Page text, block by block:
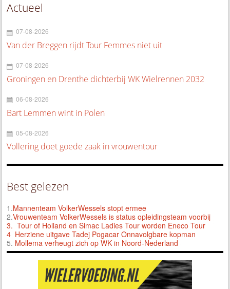
Actueel
07-08-2026
Van der Breggen rijdt Tour Femmes niet uit
07-08-2026
Groningen en Drenthe dichterbij WK Wielrennen 2032
06-08-2026
Bart Lemmen wint in Polen
05-08-2026
Vollering doet goede zaak in vrouwentour
Best gelezen
1.Mannenteam VolkerWessels stopt ermee
2.Vrouwenteam VolkerWessels is status opleidingsteam voorbij
3. Tour of Holland en Simac Ladies Tour worden Eneco Tour
4 Herziene uitgave Tadej Pogacar Onnavolgbare kopman
5. Mollema verheugt zich op WK in Noord-Nederland